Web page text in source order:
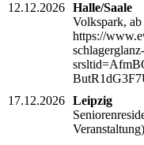
12.12.2026 Halle/Saale
Volkspark,
https://
17.12.2026 Leipzig